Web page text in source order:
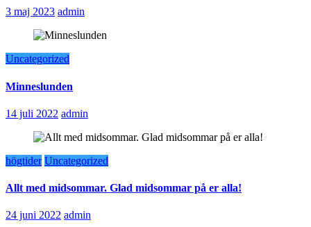
3 maj 2023 admin
Uncategorized
Minneslunden
14 juli 2022 admin
högtider Uncategorized
Allt med midsommar. Glad midsommar på er alla!
24 juni 2022 admin